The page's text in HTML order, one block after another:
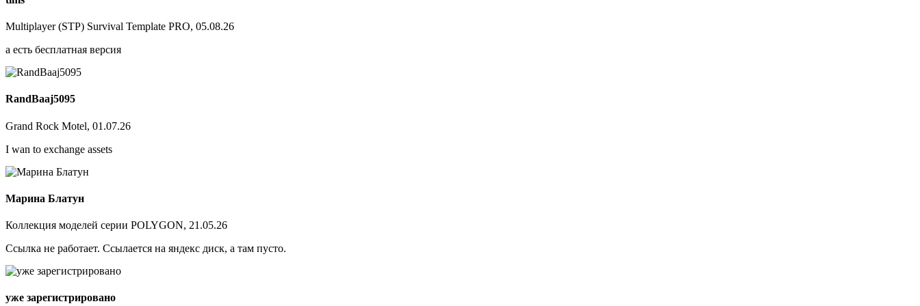
Multiplayer (STP) Survival Template PRO, 05.08.26
а есть бесплатная версия
RandBaaj5095
Grand Rock Motel, 01.07.26
I wan to exchange assets
Марина Блатун
Коллекция моделей серии POLYGON, 21.05.26
Ссылка не работает. Ссылается на яндекс диск, а там пусто.
уже зарегистрировано